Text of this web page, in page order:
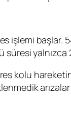
işlemi
yalnızca
kolu